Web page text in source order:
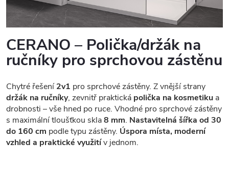
CERANO – Polička/držák na
ručníky pro sprchovou zástěnu
Chytré řešení2v1 pro sprchové zástěny. Z vnější strany
držák na ručníky, zevnitř praktická polička na kosmetiku a
drobnosti – vše hned po ruce. Vhodné pro sprchové zástěny
s maximální tloušťkou skla8 mm. Nastavitelná šířka od 30
do 160 cm podle typu zástěny. Úspora místa, moderní
vzhled a praktické využitív jednom.